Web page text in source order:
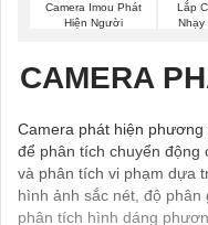
Camera Imou Phát
Hiện Người
Lắp
Nhạy
CAMERA
Camera phát hiện
để phân tích chuyển động
và phân tích vi phạm dựa
hình ảnh sắc nét, độ
phân tích hình dáng